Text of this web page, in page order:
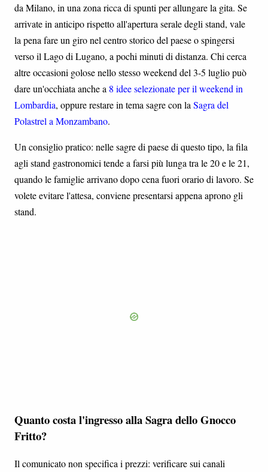
da Milano, in una zona ricca di spunti per allungare la gita. Se
arrivate in anticipo rispetto all'apertura serale degli stand, vale
la pena fare un giro nel centro storico del paese o spingersi
verso il Lago di Lugano, a pochi minuti di distanza. Chi cerca
altre occasioni golose nello stesso weekend del 3-5 luglio può
dare un'occhiata anche a 8 idee selezionate per il weekend in
Lombardia, oppure restare in tema sagre con la Sagra del
Polastrel a Monzambano.
Un consiglio pratico: nelle sagre di paese di questo tipo, la fila
agli stand gastronomici tende a farsi più lunga tra le 20 e le 21,
quando le famiglie arrivano dopo cena fuori orario di lavoro. Se
volete evitare l'attesa, conviene presentarsi appena aprono gli
stand.
Quanto costa l'ingresso alla Sagra dello Gnocco
Fritto?
Il comunicato non specifica i prezzi: verificare sui canali